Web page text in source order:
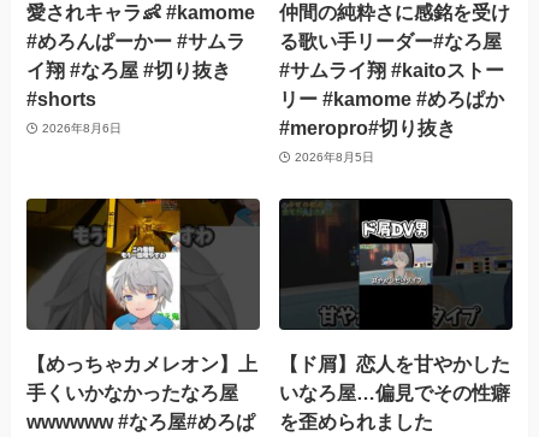
愛されキャラ👶 #kamome
#めろんぱーかー #サムラ
イ翔 #なろ屋 #切り抜き
#shorts
2026年8月6日
仲間の純粋さに感銘を受け
る歌い手リーダー#なろ屋
#サムライ翔 #kaitoストー
リー #kamome #めろぱか
#meropro#切り抜き
2026年8月5日
【めっちゃカメレオン】上
手くいかなかったなろ屋
wwwwww #なろ屋#めろぱ
【ド屑】恋人を甘やかした
いなろ屋…偏見でその性癖
を歪められました